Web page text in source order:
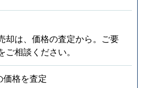
却は、価格の査定から。ご要
相談ください。
格を査定